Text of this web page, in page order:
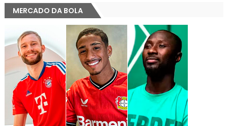
MERCADO DA BOLA